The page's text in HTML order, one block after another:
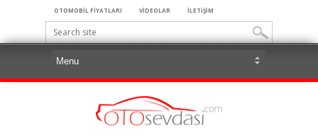
OTOMOBİL FİYATLARI VİDEOLAR İLETİŞİM